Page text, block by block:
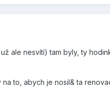
ale nesvítí) tam byly, ty
to, abych je nosil& ta